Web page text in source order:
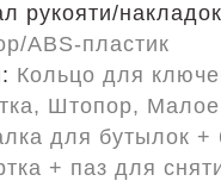
рукояти/
ABS-пластик
Кольцо для
Штопор,
для бутылок +
+ паз для